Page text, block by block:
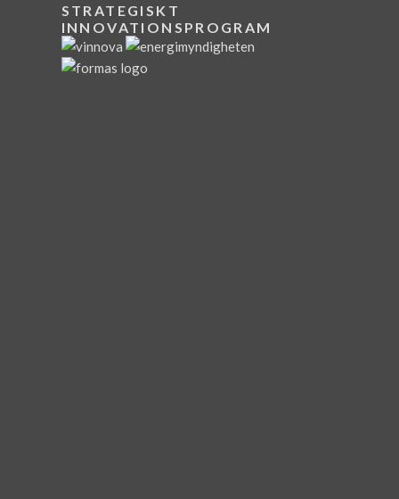
STRATEGISKT
INNOVATIONSPROGRAM